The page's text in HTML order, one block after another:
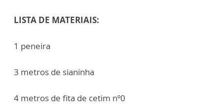
LISTA DE MATERIAIS:
1 peneira
3 metros de sianinha
4 metros de fita de cetim nº0